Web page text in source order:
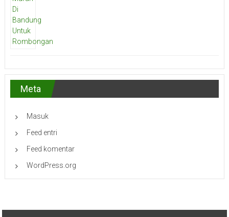
Meta
Masuk
Feed entri
Feed komentar
WordPress.org